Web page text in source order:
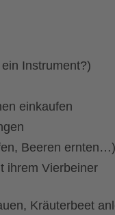
Instrument?)
einkaufen
Beeren ernten…)